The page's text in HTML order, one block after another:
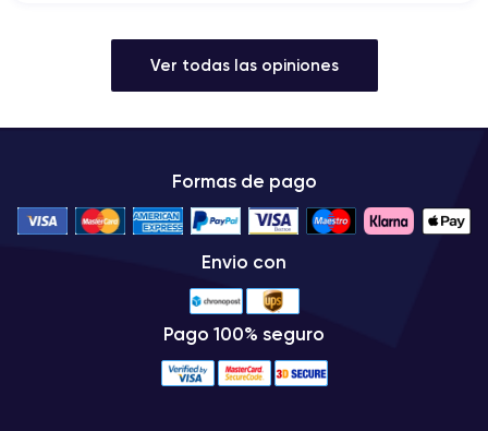
Ver todas las opiniones
Formas de pago
Envio con
Pago 100% seguro